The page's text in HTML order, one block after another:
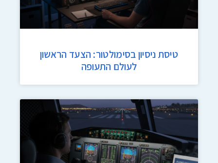
טיסת ניסיון בסימולטור: הצעד הראשון
לעולם התעופה